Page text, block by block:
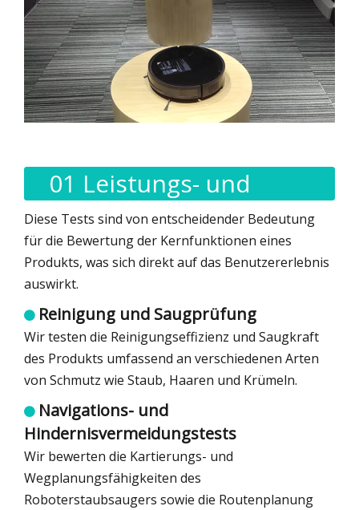
01 Leistungs- und
Funktionalitätstests
Diese Tests sind von entscheidender Bedeutung
für die Bewertung der Kernfunktionen eines
Produkts, was sich direkt auf das Benutzererlebnis
auswirkt.
 Reinigung und Saugprüfung
Wir testen die Reinigungseffizienz und Saugkraft
des Produkts umfassend an verschiedenen Arten
von Schmutz wie Staub, Haaren und Krümeln.
 Navigations- und
Hindernisvermeidungstests
Wir bewerten die Kartierungs- und
Wegplanungsfähigkeiten des
Roboterstaubsaugers sowie die Routenplanung